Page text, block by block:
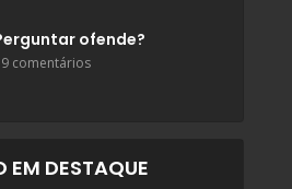
ofende?
comentários
EM DESTAQUE